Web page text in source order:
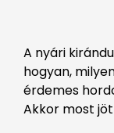
A nyári
hogyan,
érdemes
Akkor most